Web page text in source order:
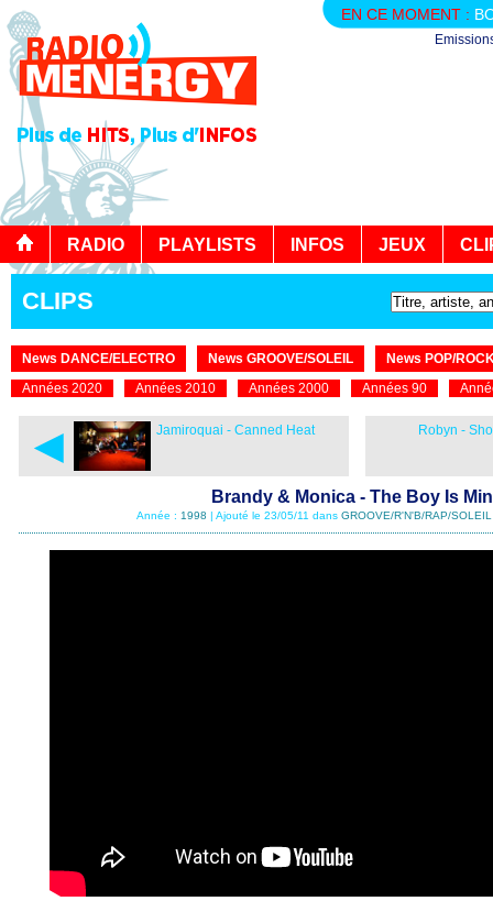
EN CE MOMENT :
RADIO PLAYLISTS INFOS JEUX
CLIPS
News DANCE/ELECTRO News GROOVE/SOLEIL
News POP/
Années 2020
Années 2010 Années 2000 Années 90
◄ Jamiroquai - Canned Heat Robyn -
Brandy & Monica - The Boy Is
Année : 1998 | Ajouté le 23/05/11 dans GROOVE/R'N'B/RAP/